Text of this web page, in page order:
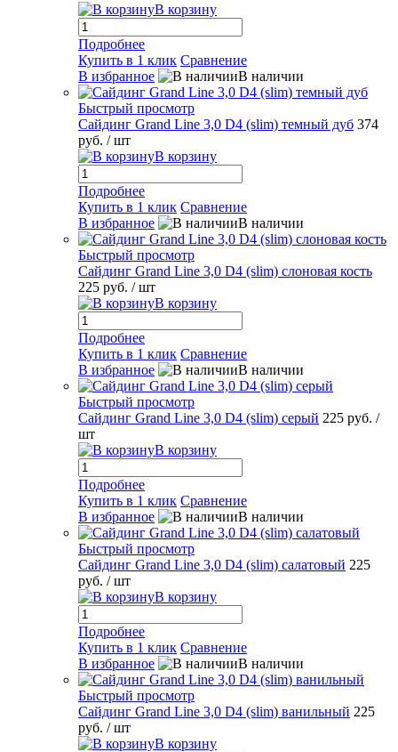
В корзину
Подробнее
Купить в 1 клик Сравнение
В избранное
В наличии
Быстрый просмотр
Сайдинг Grand Line 3,0 D4 (slim) темный дуб 374
руб. / шт
В корзину
Подробнее
Купить в 1 клик Сравнение
В избранное
В наличии
Быстрый просмотр
Сайдинг Grand Line 3,0 D4 (slim) слоновая кость
225 руб. / шт
В корзину
Подробнее
Купить в 1 клик Сравнение
В избранное
В наличии
Быстрый просмотр
Сайдинг Grand Line 3,0 D4 (slim) серый 225 руб. /
шт
В корзину
Подробнее
Купить в 1 клик Сравнение
В избранное
В наличии
Быстрый просмотр
Сайдинг Grand Line 3,0 D4 (slim) салатовый 225
руб. / шт
В корзину
Подробнее
Купить в 1 клик Сравнение
В избранное
В наличии
Быстрый просмотр
Сайдинг Grand Line 3,0 D4 (slim) ванильный 225
руб. / шт
В корзину